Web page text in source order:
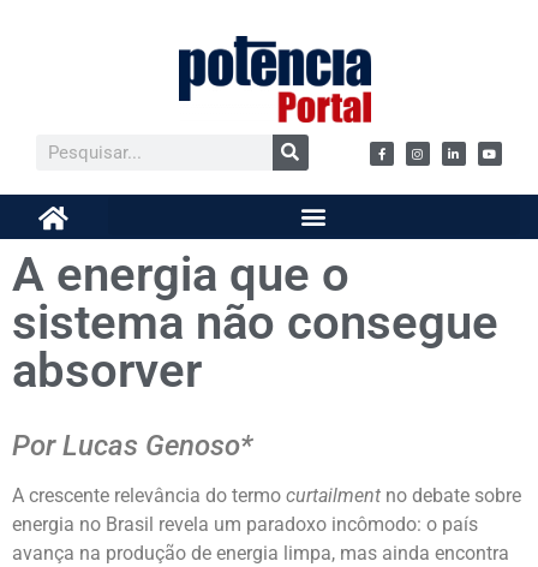
A energia que o
sistema não consegue
absorver
Por Lucas Genoso*
A crescente relevância do termo curtailment no debate sobre
energia no Brasil revela um paradoxo incômodo: o país
avança na produção de energia limpa, mas ainda encontra